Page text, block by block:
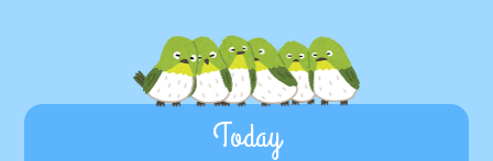
Today